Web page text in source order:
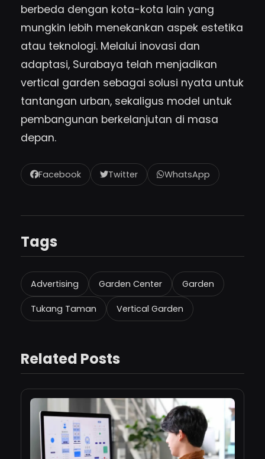
berbeda dengan kota-kota lain yang
mungkin lebih menekankan aspek estetika
atau teknologi. Melalui inovasi dan
adaptasi, Surabaya telah menjadikan
vertical garden sebagai solusi nyata untuk
tantangan urban, sekaligus model untuk
pembangunan berkelanjutan di masa
depan.
Facebook Twitter WhatsApp
Tags
Advertising Garden Center Garden
Tukang Taman Vertical Garden
Related Posts